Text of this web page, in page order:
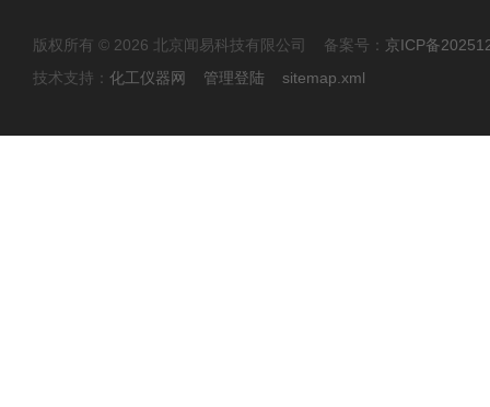
版权所有 © 2026 北京闻易科技有限公司 备案号： 京ICP备
技术支持： 化工仪器网 管理登陆 sitemap.xml